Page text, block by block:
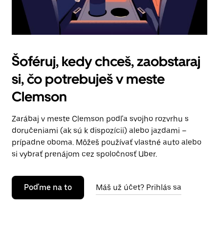
Šoféruj, kedy chceš, zaobstaraj
si, čo potrebuješ v meste
Clemson
Zarábaj v meste Clemson podľa svojho rozvrhu s
doručeniami (ak sú k dispozícii) alebo jazdami –
prípadne oboma. Môžeš používať vlastné auto alebo
si vybrať prenájom cez spoločnosť Uber.
Poďme na to Máš už účet? Prihlás sa